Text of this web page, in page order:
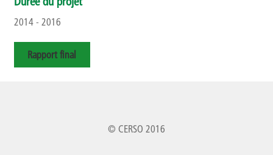
2014 - 2016
Rapport final
© CERSO 2016